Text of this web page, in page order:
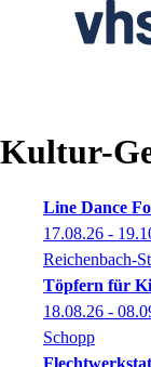
Kultur-
Line Dance
17.08.26 -
Reichenbach-
Töpfern für
18.08.26 -
Schopp